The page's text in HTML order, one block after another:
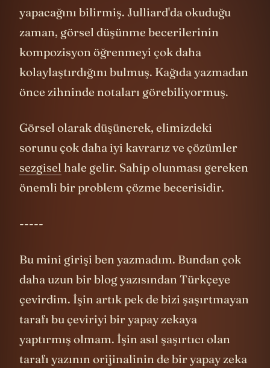
kompozisyon öğrenmeyi çok daha
kolaylaştırdığını bulmuş. Kağıda yazmadan
önce zihninde notaları görebiliyormuş.
Görsel olarak düşünerek, elimizdeki
sezgiselhale gelir. Sahip olunması gereken
önemli bir problem çözme becerisidir.
çevirdim. İşin artık pek de bizi şaşırtmayan
tarafı bu çeviriyi bir yapay zekaya
yaptırmış olmam. İşin asıl şaşırtıcı olan
tarafı yazının orijinalinin de bir yapay zeka
tarafından yazılmış olması. Sadece bu yazı
değil, kişisel gelişim ve verimlilik üzerine